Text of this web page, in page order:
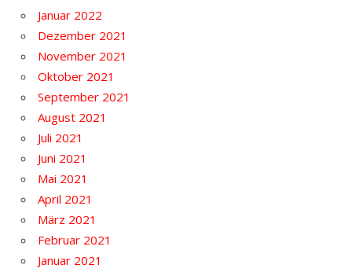
Januar 2022
Dezember 2021
November 2021
Oktober 2021
September 2021
August 2021
Juli 2021
Juni 2021
Mai 2021
April 2021
März 2021
Februar 2021
Januar 2021